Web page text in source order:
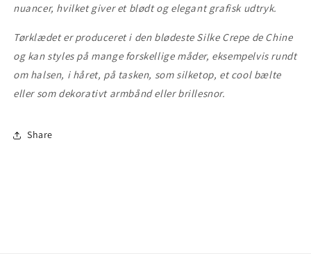
nuancer, hvilket giver et blødt og elegant grafisk udtryk.
Tørklædet er producereti den blødeste Silke Crepe de Chine
og kan styles på mange forskellige måder, eksempelvis rundt
om halsen, i håret, på tasken, som silketop, et cool bælte
eller som dekorativt armbånd eller brillesnor.
Share